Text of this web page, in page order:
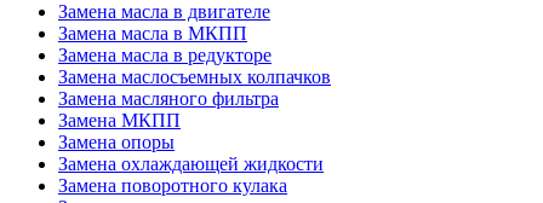
Замена масла в двигателе
Замена масла в МКПП
Замена масла в редукторе
Замена маслосъемных колпачков
Замена масляного фильтра
Замена МКПП
Замена опоры
Замена охлаждающей жидкости
Замена поворотного кулака